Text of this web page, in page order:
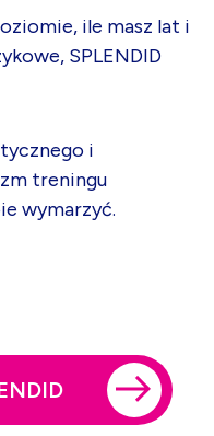
ile masz lat i
SPLENDID
i
treningu
wymarzyć.